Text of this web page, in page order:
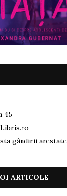
45
gândirii arestate
ARTICOLE